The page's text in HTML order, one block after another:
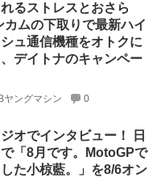
れるストレスとおさら
カムの下取りで最新ハイ
ュ通信機種をオトクに
デイトナのキャンペー
ヤングマシン 0
オでインタビュー！ 日
「8月です。MotoGPで
た小椋藍。」を8/6オン